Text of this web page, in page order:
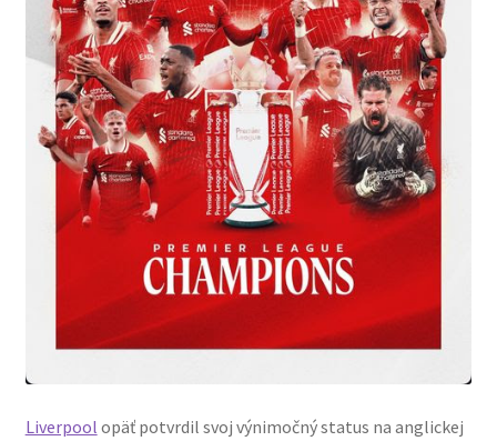
Liverpool opäť potvrdil svoj výnimočný status na anglickej